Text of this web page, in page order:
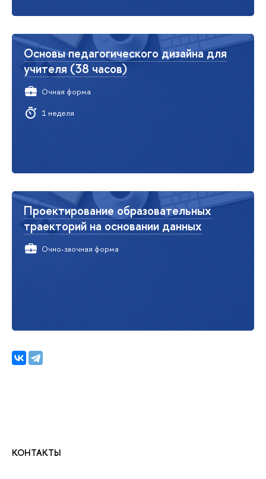
КОНТАКТЫ
Основы педагогического дизайна для
учителя (38 часов)
Очная форма
1 неделя
Проектирование образовательных
траекторий на основании данных
Очно-заочная форма